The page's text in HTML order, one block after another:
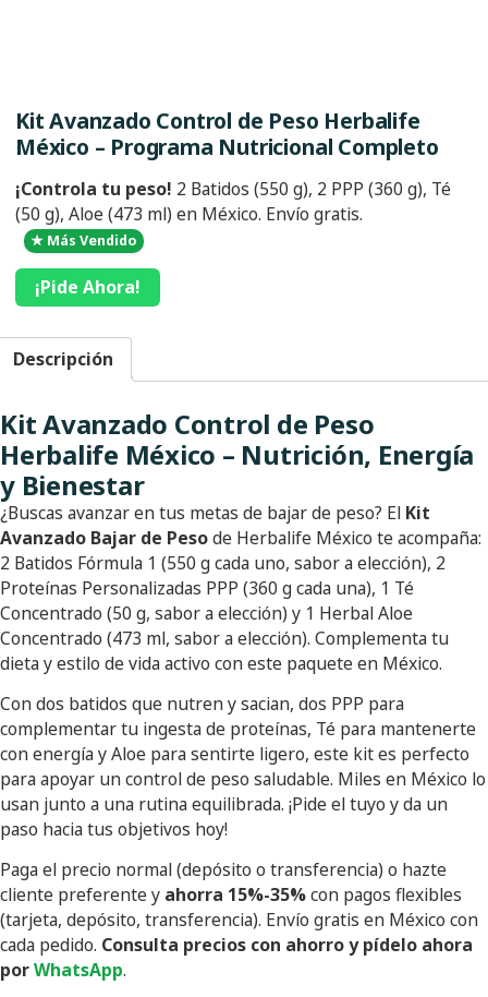
Kit Avanzado Control de Peso Herbalife
México – Programa Nutricional Completo
¡Controla tu peso! 2 Batidos (550 g), 2 PPP (360 g), Té
(50 g), Aloe (473 ml) en México. Envío gratis.
★ Más Vendido
¡Pide Ahora!
Descripción
Kit Avanzado Control de Peso
Herbalife México – Nutrición, Energía
y Bienestar
¿Buscas avanzar en tus metas de bajar de peso? El Kit
Avanzado Bajar de Pesode Herbalife México te acompaña:
2 Batidos Fórmula 1 (550 g cada uno, sabor a elección), 2
Proteínas Personalizadas PPP (360 g cada una), 1 Té
Concentrado (50 g, sabor a elección) y 1 Herbal Aloe
Concentrado (473 ml, sabor a elección). Complementa tu
dieta y estilo de vida activo con este paquete en México.
Con dos batidos que nutren y sacian, dos PPP para
complementar tu ingesta de proteínas, Té para mantenerte
con energía y Aloe para sentirte ligero, este kit es perfecto
para apoyar un control de peso saludable. Miles en México lo
usan junto a una rutina equilibrada. ¡Pide el tuyo y da un
paso hacia tus objetivos hoy!
Paga el precio normal (depósito o transferencia) o hazte
cliente preferente y ahorra 15%-35%con pagos flexibles
(tarjeta, depósito, transferencia). Envío gratis en México con
cada pedido. Consulta precios con ahorro y pídelo ahora
porWhatsApp.